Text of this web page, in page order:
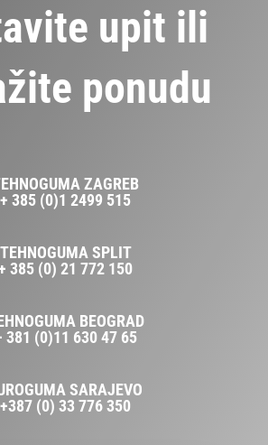
upit ili
ponudu
ZAGREB
+ 385 (0)1 2499 515
TEHNOGUMA SPLIT
385 (0) 21 772 150
BEOGRAD
381 (0)11 630 47 65
SARAJEVO
+387 (0) 33 776 350